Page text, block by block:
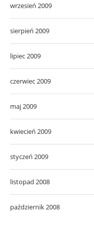
wrzesień 2009
sierpień 2009
lipiec 2009
czerwiec 2009
maj 2009
kwiecień 2009
styczeń 2009
listopad 2008
październik 2008